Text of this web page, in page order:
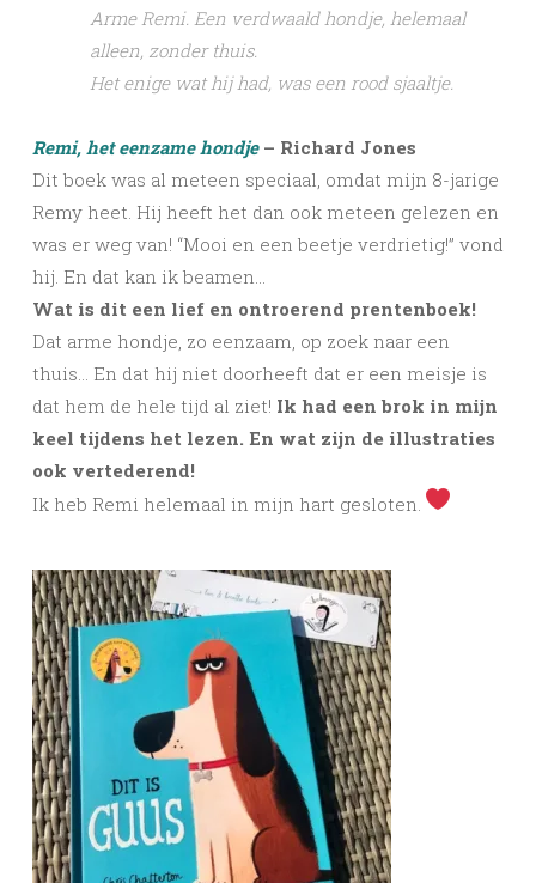
Arme Remi. Een verdwaald hondje, helemaal
alleen, zonder thuis.
Het enige wat hij had, was een rood sjaaltje.
Remi, het eenzame hondje – Richard Jones
Dit boek was al meteen speciaal, omdat mijn 8-jarige
Remy heet. Hij heeft het dan ook meteen gelezen en
was er weg van! “Mooi en een beetje verdrietig!” vond
hij. En dat kan ik beamen…
Wat is dit een lief en ontroerend prentenboek!
Dat arme hondje, zo eenzaam, op zoek naar een
thuis… En dat hij niet doorheeft dat er een meisje is
dat hem de hele tijd al ziet! Ik had een brok in mijn
keel tijdens het lezen. En wat zijn de illustraties
ook vertederend!
Ik heb Remi helemaal in mijn hart gesloten.